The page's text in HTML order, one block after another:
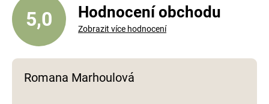
í
p
r
k
y
5,0 Hodnocení obchodu
Zobrazit více hodnocení
Romana Marhoulová